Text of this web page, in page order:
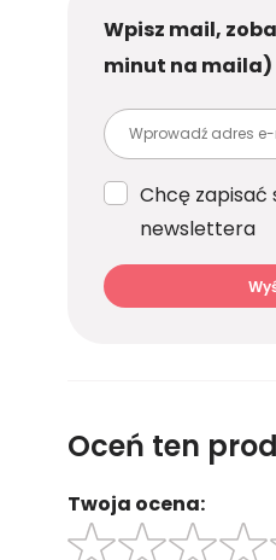
Wpisz mail,
minut na maila)
Chcę zapisać
newslettera
Oceń ten
Twoja ocena: